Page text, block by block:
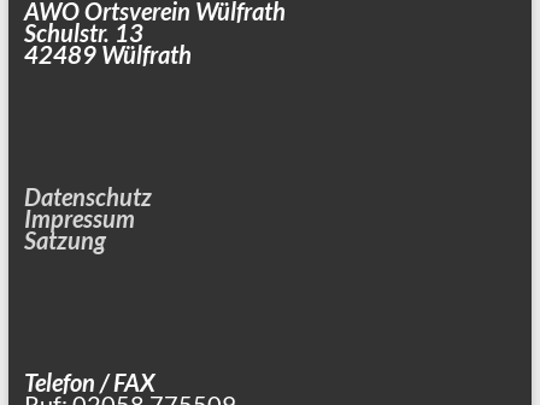
AWO Ortsverein Wülfrath
Schulstr. 13
42489 Wülfrath
Datenschutz
Impressum
Satzung
Telefon / FAX